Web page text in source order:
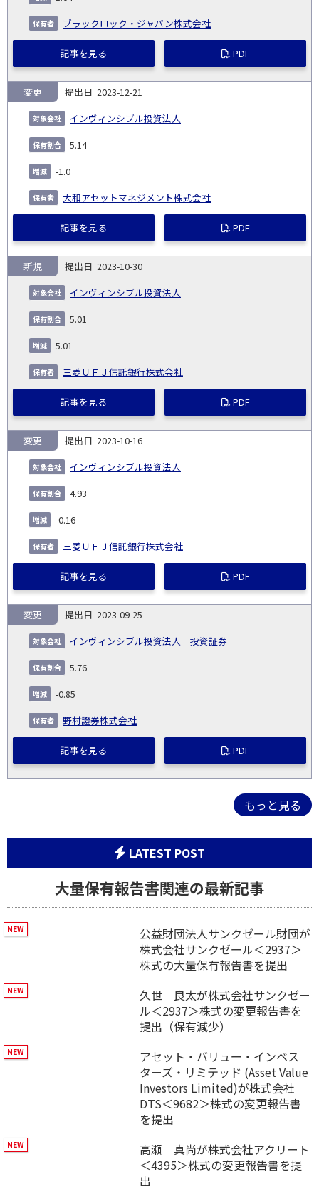
ブラックロック・ジャパン株式会社
記事を見る PDF
2023-12-21
インヴィンシブル投資法人
変更
5.14
-1.0
大和アセットマネジメント株式会社
記事を見る PDF
2023-10-30
インヴィンシブル投資法人
新規
5.01
5.01
三菱ＵＦＪ信託銀行株式会社
記事を見る PDF
2023-10-16
インヴィンシブル投資法人
変更
4.93
-0.16
三菱ＵＦＪ信託銀行株式会社
記事を見る PDF
2023-09-25
インヴィンシブル投資法人 投資証券
変更
5.76
-0.85
野村證券株式会社
記事を見る PDF
もっと見る
LATEST POST
大量保有報告書関連の最新記事
公益財団法人サンクゼール財団が
株式会社サンクゼール＜2937＞
株式の大量保有報告書を提出
久世 良太が株式会社サンクゼー
ル＜2937＞株式の変更報告書を
提出（保有減少）
アセット・バリュー・インベス
ターズ・リミテッド (Asset Value
Investors Limited)が株式会社
DTS＜9682＞株式の変更報告書
を提出
高瀬 真尚が株式会社アクリート
＜4395＞株式の変更報告書を提
出